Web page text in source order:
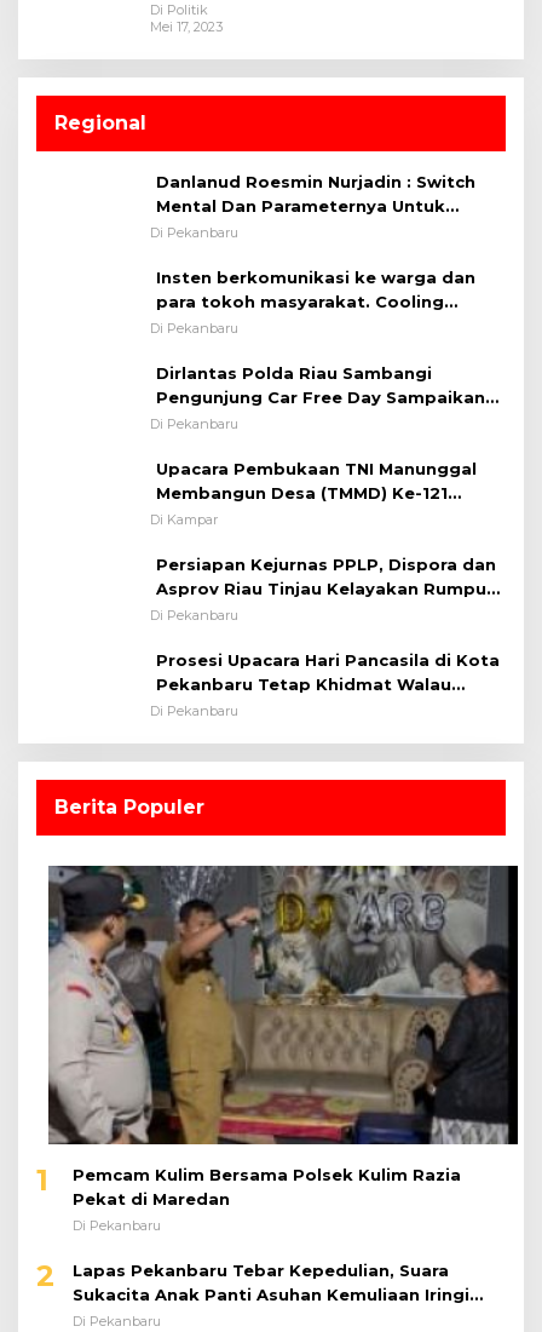
Di Politik
Mei 17, 2023
Regional
Danlanud Roesmin Nurjadin : Switch
Mental Dan Parameternya Untuk
Melaksanakan ✈
Di Pekanbaru
Insten berkomunikasi ke warga dan
para tokoh masyarakat. Cooling
System OMP LK ²024 Polsek Rumbai,
Pentingnya Memelihara dan Menjaga
Situasi Kondusif
Di Pekanbaru
Dirlantas Polda Riau Sambangi
Pengunjung Car Free Day Sampaikan
Pesan Edukasi Kamtibmas &
Di Pekanbaru
Upacara Pembukaan TNI Manunggal
Membangun Desa (TMMD) Ke-121
Kodim 0313/KPR Tahun 2024) ?
Di Kampar
Persiapan Kejurnas PPLP, Dispora dan
Asprov Riau Tinjau Kelayakan Rumput
Lapangan Sepakbola
Di Pekanbaru
Prosesi Upacara Hari Pancasila di Kota
Pekanbaru Tetap Khidmat Walau
Dalam Ruangan
Di Pekanbaru
Berita Populer
1
Pemcam Kulim Bersama Polsek Kulim Razia
Pekat di Maredan
Di Pekanbaru
2
Lapas Pekanbaru Tebar Kepedulian, Suara
Sukacita Anak Panti Asuhan Kemuliaan Iringi
Bantuan Sosial
Di Pekanbaru